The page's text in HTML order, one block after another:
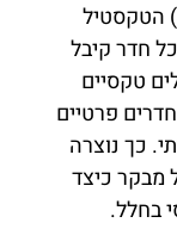
בארמון שנברון (Schönbrunn Palace) הטקסטיל
חדר קיבל
טקסיים
פרטיים
כך נוצרה
מבקר כיצד
בחלל.